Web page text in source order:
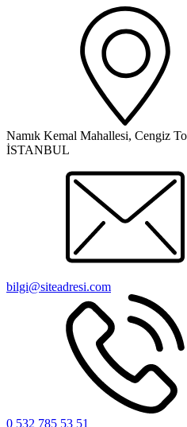
Namık Kemal Mahallesi, Cengiz
İSTANBUL
bilgi@siteadresi.com
0 532 785 53 51